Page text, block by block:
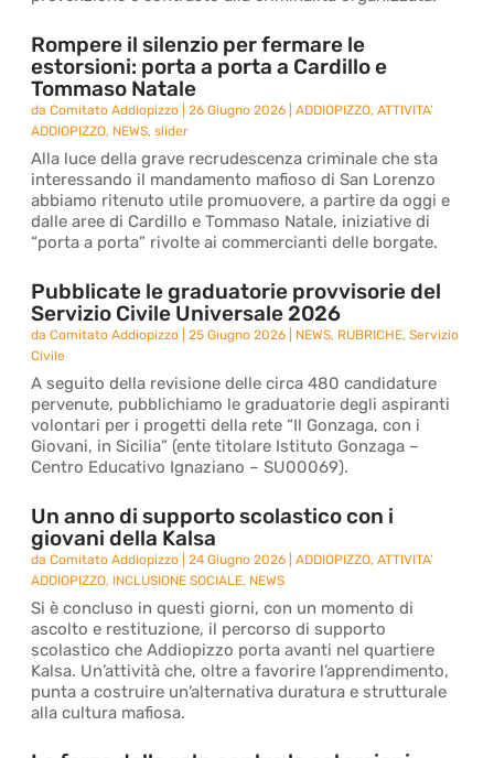
Rompere il silenzio per fermare le
estorsioni: porta a porta a Cardillo e
Tommaso Natale
daComitato Addiopizzo |26 Giugno 2026 |ADDIOPIZZO,ATTIVITA'
ADDIOPIZZO, NEWS,slider
Alla luce della grave recrudescenza criminale che sta
interessando il mandamento mafioso di San Lorenzo
abbiamo ritenuto utile promuovere, a partire da oggi e
dalle aree di Cardillo e Tommaso Natale, iniziative di
“porta a porta” rivolte ai commercianti delle borgate.
Pubblicate le graduatorie provvisorie del
Servizio Civile Universale 2026
daComitato Addiopizzo |25 Giugno 2026 NEWS, RUBRICHE,Servizio
Civile
A seguito della revisione delle circa 480 candidature
pervenute, pubblichiamo le graduatorie degli aspiranti
volontari per i progetti della rete “Il Gonzaga, con i
Giovani, in Sicilia” (ente titolare Istituto Gonzaga –
Centro Educativo Ignaziano – SU00069).
Un anno di supporto scolastico con i
giovani della Kalsa
daComitato Addiopizzo |24 Giugno 2026 |ADDIOPIZZO,ATTIVITA'
ADDIOPIZZO, INCLUSIONE SOCIALE, NEWS
Si è concluso in questi giorni, con un momento di
ascolto e restituzione, il percorso di supporto
scolastico che Addiopizzo porta avanti nel quartiere
Kalsa. Un’attività che, oltre a favorire l’apprendimento,
punta a costruire un’alternativa duratura e strutturale
alla cultura mafiosa.